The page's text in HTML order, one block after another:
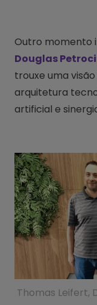
Outro momento
Douglas
trouxe uma
arquitetura
artificial e
Thomas Leifert,